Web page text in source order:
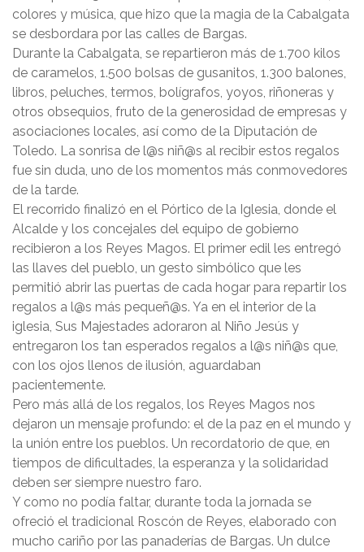
colores y música, que hizo que la magia de la Cabalgata
se desbordara por las calles de Bargas.
Durante la Cabalgata, se repartieron más de 1.700 kilos
de caramelos, 1.500 bolsas de gusanitos, 1.300 balones,
libros, peluches, termos, bolígrafos, yoyos, riñoneras y
otros obsequios, fruto de la generosidad de empresas y
asociaciones locales, así como de la Diputación de
Toledo. La sonrisa de l@s niñ@s al recibir estos regalos
fue sin duda, uno de los momentos más conmovedores
de la tarde.
El recorrido finalizó en el Pórtico de la Iglesia, donde el
Alcalde y los concejales del equipo de gobierno
recibieron a los Reyes Magos. El primer edil les entregó
las llaves del pueblo, un gesto simbólico que les
permitió abrir las puertas de cada hogar para repartir los
regalos a l@s más pequeñ@s. Ya en el interior de la
iglesia, Sus Majestades adoraron al Niño Jesús y
entregaron los tan esperados regalos a l@s niñ@s que,
con los ojos llenos de ilusión, aguardaban
pacientemente.
Pero más allá de los regalos, los Reyes Magos nos
dejaron un mensaje profundo: el de la paz en el mundo y
la unión entre los pueblos. Un recordatorio de que, en
tiempos de dificultades, la esperanza y la solidaridad
deben ser siempre nuestro faro.
Y como no podía faltar, durante toda la jornada se
ofreció el tradicional Roscón de Reyes, elaborado con
mucho cariño por las panaderías de Bargas. Un dulce